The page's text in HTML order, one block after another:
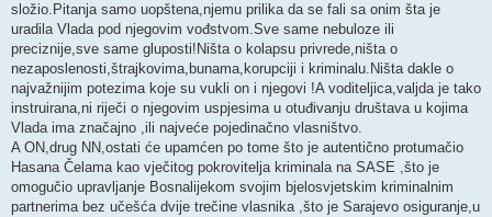
složio.Pitanja samo uopštena,njemu prilika da se fali sa onim šta je
uradila Vlada pod njegovim vođstvom.Sve same nebuloze ili
preciznije,sve same gluposti!Ništa o kolapsu privrede,ništa o
nezaposlenosti,štrajkovima,bunama,korupciji i kriminalu.Ništa dakle o
najvažnijim potezima koje su vukli on i njegovi !A voditeljica,valjda je tako
instruirana,ni riječi o njegovim uspjesima u otuđivanju društava u kojima
Vlada ima značajno ,ili najveće pojedinačno vlasništvo.
A ON,drug NN,ostati će upamćen po tome što je autentično protumačio
Hasana Čelama kao vječitog pokrovitelja kriminala na SASE ,što je
omogučio upravljanje Bosnalijekom svojim bjelosvjetskim kriminalnim
partnerima bez učešća dvije trečine vlasnika ,što je Sarajevo osiguranje,u